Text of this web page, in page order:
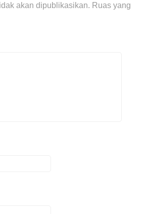
akan dipublikasikan. Ruas yang